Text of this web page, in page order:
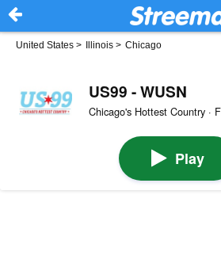
United States > Illinois > Chicago
US99 - WUSN
Chicago's Hottest Country ·
Play